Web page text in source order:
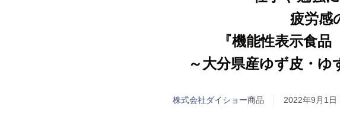
疲労感
『機能性表示食
～大分県産ゆず皮・
株式会社ダイショー商品 2022年9月1日